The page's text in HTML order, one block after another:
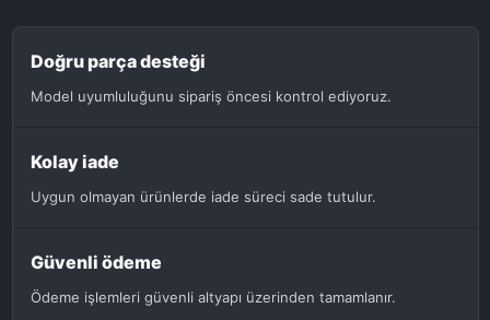
Doğru parça desteği
Model uyumluluğunu sipariş öncesi kontrol ediyoruz.
Kolay iade
Uygun olmayan ürünlerde iade süreci sade tutulur.
Güvenli ödeme
Ödeme işlemleri güvenli altyapı üzerinden tamamlanır.